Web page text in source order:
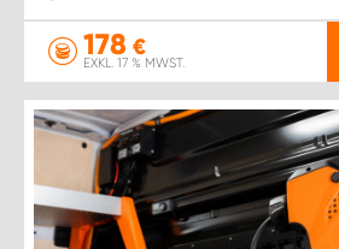
178 €
EXKL. 17 % MWST.